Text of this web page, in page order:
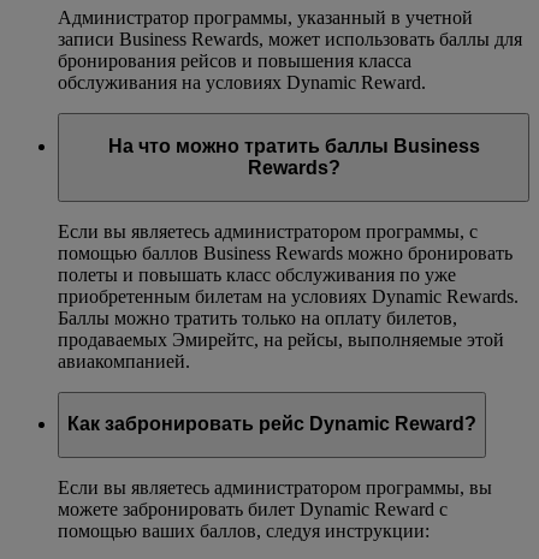
Администратор программы, указанный в учетной
записи Business Rewards, может использовать баллы для
бронирования рейсов и повышения класса
обслуживания на условиях Dynamic Reward.
На что можно тратить баллы Business
Rewards?
Если вы являетесь администратором программы, с
помощью баллов Business Rewards можно бронировать
полеты и повышать класс обслуживания по уже
приобретенным билетам на условиях Dynamic Rewards.
Баллы можно тратить только на оплату билетов,
продаваемых Эмирейтс, на рейсы, выполняемые этой
авиакомпанией.
Как забронировать рейс Dynamic Reward?
Если вы являетесь администратором программы, вы
можете забронировать билет Dynamic Reward с
помощью ваших баллов, следуя инструкции: